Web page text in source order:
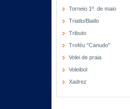
Torneio 1º. de maio
Triatlo/Biatlo
Tributo
Troféu "Canudo"
Volei de praia
Voleibol
Xadrez